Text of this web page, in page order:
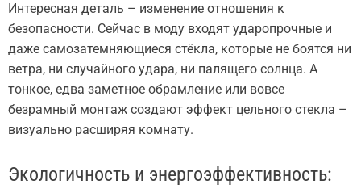
Интересная деталь – изменение отношения к
безопасности. Сейчас в моду входят ударопрочные и
даже самозатемняющиеся стёкла, которые не боятся ни
ветра, ни случайного удара, ни палящего солнца. А
тонкое, едва заметное обрамление или вовсе
безрамный монтаж создают эффект цельного стекла –
визуально расширяя комнату.
Экологичность и энергоэффективность: